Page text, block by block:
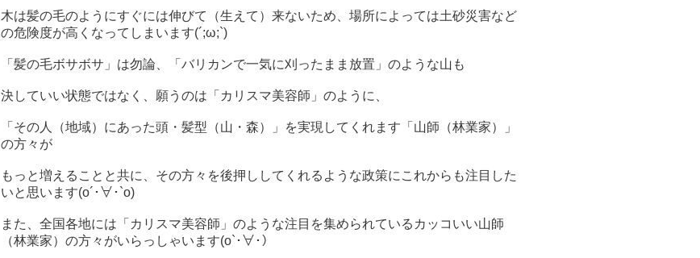
木は髪の毛のようにすぐには伸びて（生えて）来ないため、場所によっては土砂災害など
の危険度が高くなってしまいます(´;ω;`)
「髪の毛ボサボサ」は勿論、「バリカンで一気に刈ったまま放置」のような山も
決していい状態ではなく、願うのは「カリスマ美容師」のように、
「その人（地域）にあった頭・髪型（山・森）」を実現してくれます「山師（林業家）」
の方々が
もっと増えることと共に、その方々を後押ししてくれるような政策にこれからも注目した
いと思います(o´･∀･`o)
また、全国各地には「カリスマ美容師」のような注目を集められているカッコいい山師
（林業家）の方々がいらっしゃいます(o`･∀･）